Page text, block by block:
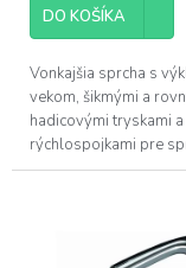
DO KOŠÍKA
Vonkajšia sprcha s
vekom, šikmými a
hadicovými tryskami a
rýchlospojkami pre
hadice. Teplota vody